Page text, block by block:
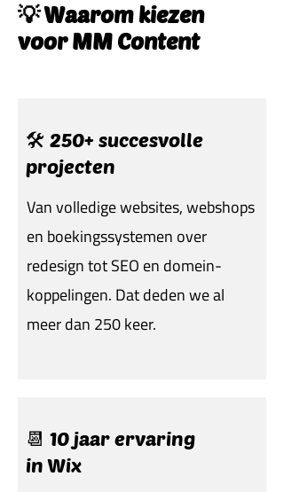
💡 Waarom kiezen
voor MM Content
🛠️ 250+ succesvolle
projecten
Van volledige websites, webshops
en boekingssystemen over
redesign tot SEO en domein-
koppelingen. Dat deden we al
meer dan 250 keer.
📆 10 jaar ervaring
in Wix